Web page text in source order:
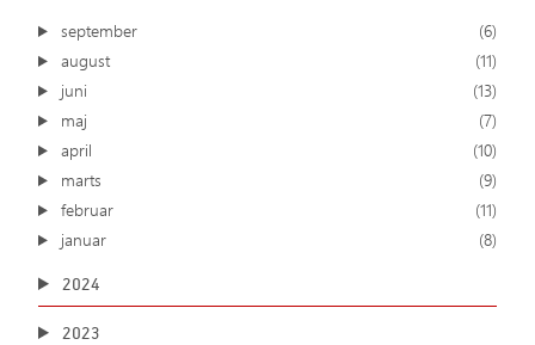
september
(6)
august
(11)
juni
(13)
maj
(7)
april
(10)
marts
(9)
februar
(11)
januar
(8)
2024
2023